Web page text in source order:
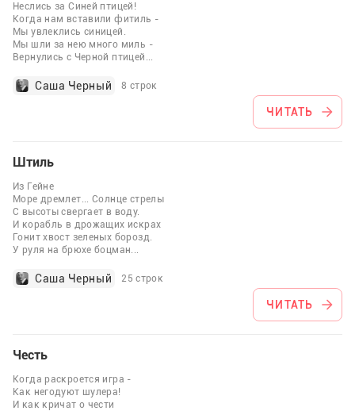
Неслись за Синей птицей!
Когда нам вставили фитиль -
Мы увлеклись синицей.
Мы шли за нею много миль -
Вернулись с Черной птицей ...
Саша Черный 8 строк
ЧИТАТЬ
Штиль
Из Гейне
Море дремлет... Солнце стрелы
С высоты свергает в воду.
И корабль в дрожащих искрах
Гонит хвост зеленых борозд.
У руля на брюхе боцман...
Саша Черный 25 строк
ЧИТАТЬ
Честь
Когда раскроется игра -
Как негодуют шулера!
И как кричат о чести